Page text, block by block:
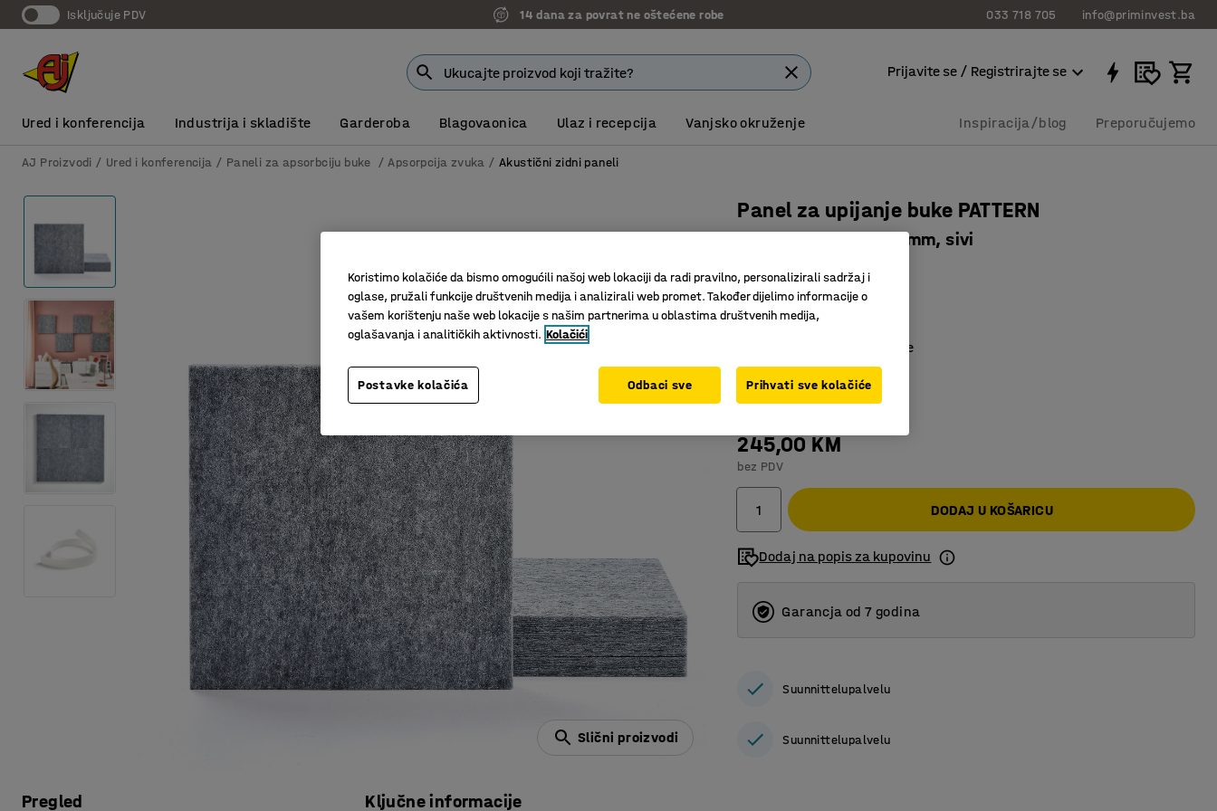
Isključuje PDV 14 dana za povrat ne oštećene robe 033 718 705 info@priminvest.ba
Prijavite se / Registrirajte se
Ured i konferencija Industrija i skladište Garderoba Blagovaonica Ulaz i recepcija Vanjsko okruženje Inspiracija/blog Preporučujemo
AJ Proizvodi Ured i konferencija Paneli za apsorbciju buke Apsorpcija zvuka Akustični zidni paneli
Slični proizvodi
Pregled Ključne informacije
Panel za upijanje buke PATTERN
4-pak, 600x600x40 mm, sivi
Panel koji upija buku
Reciklirani PET
Za suhe i vlažne prostore
Boja:Siva
245,00 KM
bez PDV
DODAJ U KOŠARICU
Dodaj na popis za kupovinu
Garancja od 7 godina
Suunnittelupalvelu
Suunnittelupalvelu
Koristimo kolačiće da bismo omogućili našoj web lokaciji da radi pravilno, personalizirali sadržaj i
oglase, pružali funkcije društvenih medija i analizirali web promet. Također dijelimo informacije o
vašem korištenju naše web lokacije s našim partnerima u oblastima društvenih medija,
oglašavanja i analitičkih aktivnosti. Kolačići
Postavke kolačića Odbaci sve Prihvati sve kolačiće